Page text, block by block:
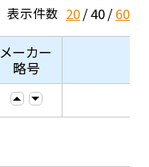
表示件数 20 40 60
メーカー
略号